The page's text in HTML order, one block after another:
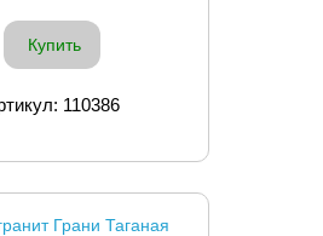
Купить
110386
Грани Таганая